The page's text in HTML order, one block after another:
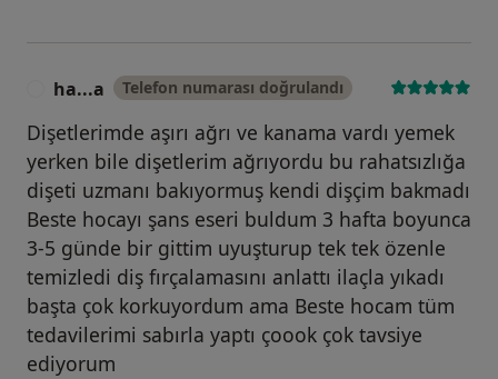
ha...a Telefon numarası doğrulandı
Dişetlerimde aşırı ağrı ve kanama vardı yemek
yerken bile dişetlerim ağrıyordu bu rahatsızlığa
dişeti uzmanı bakıyormuş kendi dişçim bakmadı
Beste hocayı şans eseri buldum 3 hafta boyunca
3-5 günde bir gittim uyuşturup tek tek özenle
temizledi diş fırçalamasını anlattı ilaçla yıkadı
başta çok korkuyordum ama Beste hocam tüm
tedavilerimi sabırla yaptı çoook çok tavsiye
ediyorum